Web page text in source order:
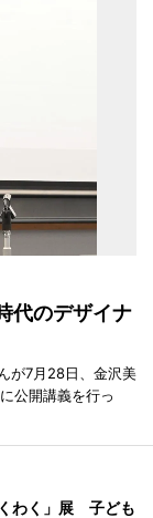
代のデザイナ
が7月28日、金沢美
公開講義を行っ
わく」展 子ども